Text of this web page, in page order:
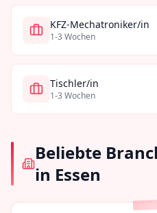
KFZ-Mechatroniker/in
1-3 Wochen
Tischler/in
1-3 Wochen
Beliebte
in Essen